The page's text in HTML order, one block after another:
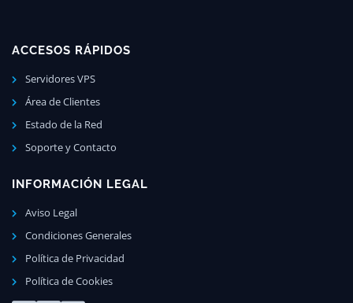
ACCESOS RÁPIDOS
Servidores VPS
Área de Clientes
Estado de la Red
Soporte y Contacto
INFORMACIÓN LEGAL
Aviso Legal
Condiciones Generales
Política de Privacidad
Política de Cookies